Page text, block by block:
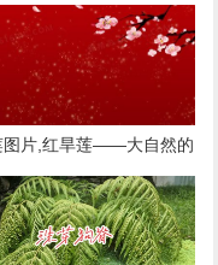
图片,红旱莲——大自然的
灵